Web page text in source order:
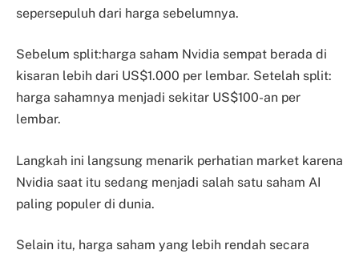
sepersepuluh dari harga sebelumnya.
Sebelum split:harga saham Nvidia sempat berada di
kisaran lebih dari US$1.000 per lembar. Setelah split:
harga sahamnya menjadi sekitar US$100-an per
lembar.
Langkah ini langsung menarik perhatian market karena
Nvidia saat itu sedang menjadi salah satu saham AI
paling populer di dunia.
Selain itu, harga saham yang lebih rendah secara